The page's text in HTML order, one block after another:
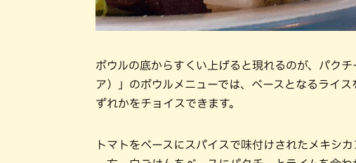
ボウルの底からすくい上げると現れるのが、パク
ア）」のボウルメニューでは、ベースとなるライ
ずれかをチョイスできます。
トマトをベースにスパイスで味付けされたメキシ